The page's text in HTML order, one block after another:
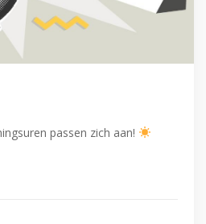
passen zich aan!